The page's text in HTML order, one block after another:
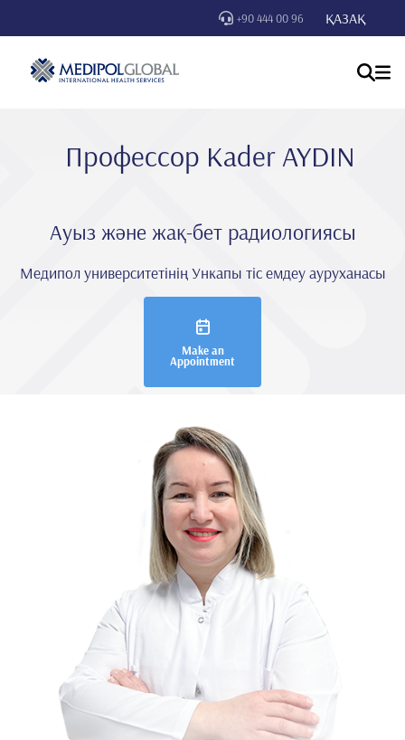
+90 444 00 96 ҚАЗАҚ
Профессор Kader AYDIN
Ауыз және жақ-бет радиологиясы
Медипол университетінің Ункапы тіс емдеу ауруханасы
Make an
Appointment